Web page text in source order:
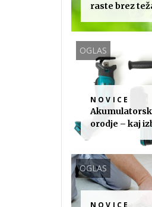
raste brez
OGLAS
NOVICE
orodje – kaj
OGLAS